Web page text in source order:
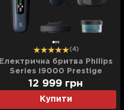
(4)
Електрична бритва Philips
Series i9000 Prestige
SkinIQ (Dark Blue/Black)
Купити
12 999 грн